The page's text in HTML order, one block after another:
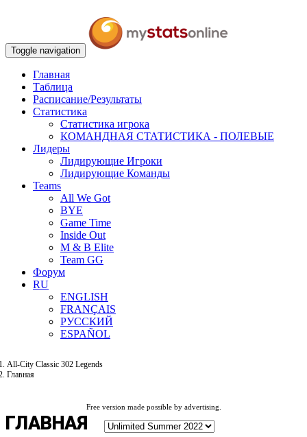
Toggle navigation
Главная
Таблица
Расписание/Результаты
Статистика
Статистика игрока
КОМАНДНАЯ СТАТИСТИКА - ПОЛЕВЫЕ
Лидеры
Лидирующие Игроки
Лидирующие Команды
Teams
All We Got
BYE
Game Time
Inside Out
M & B Elite
Team GG
Форум
RU
ENGLISH
FRANÇAIS
РУССКИЙ
ESPAÑOL
All-City Classic 302 Legends
Главная
Free version made possible by advertising.
ГЛАВНАЯ